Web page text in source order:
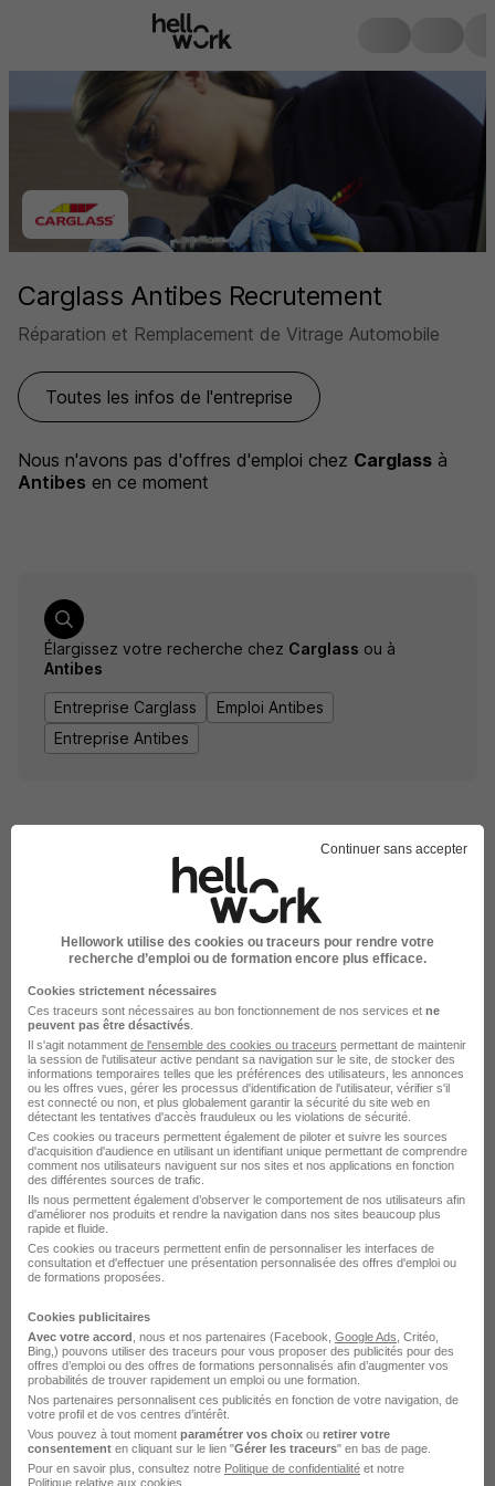
Carglass Antibes Recrutement
Réparation et Remplacement de Vitrage Automobile
Toutes les infos de l'entreprise
Nous n'avons pas d'offres d'emploi chez Carglass à
Antibes en ce moment
Élargissez votre recherche chez Carglass ou à
Antibes
Entreprise Carglass
Emploi Antibes
Entreprise Antibes
DÉPOSEZ VOTRE CV
recruteurs de la CVthèque Hellowork.
Rendre mon CV visible
L'emploi chez Carglass par Ville
Carglass Courbevoie
Voir toutes les offres par ville chez Carglass
Postuler chez Carglass par Métier
Acheteur informatique Carglass
Gestionnaire d'immobilier Carglass
Continuer sans accepter
Hellowork utilise des cookies ou traceurs pour rendre votre
recherche d’emploi ou de formation encore plus efficace.
Cookies strictement nécessaires
Ces traceurs sont nécessaires au bon fonctionnement de nos services et ne
peuvent pas être désactivés
Il s'agit notamment de l'ensemble des cookies ou traceurs permettant de maintenir
la session de l'utilisateur active pendant sa navigation sur le site, de stocker des
informations temporaires telles que les préférences des utilisateurs, les annonces
ou les offres vues, gérer les processus d'identification de l'utilisateur, vérifier s'il
est connecté ou non, et plus globalement garantir la sécurité du site web en
détectant les tentatives d'accès frauduleux ou les violations de sécurité.
Ces cookies ou traceurs permettent également de piloter et suivre les sources
d'acquisition d'audience en utilisant un identifiant unique permettant de comprendre
comment nos utilisateurs naviguent sur nos sites et nos applications en fonction
des différentes sources de trafic.
Ils nous permettent également d’observer le comportement de nos utilisateurs afin
d'améliorer nos produits et rendre la navigation dans nos sites beaucoup plus
rapide et fluide.
Ces cookies ou traceurs permettent enfin de personnaliser les interfaces de
consultation et d'effectuer une présentation personnalisée des offres d'emploi ou
de formations proposées.
Cookies publicitaires
Avec votre accord , nous et nos partenaires (Facebook, Google Ads , Critéo,
Bing,) pouvons utiliser des traceurs pour vous proposer des publicités pour des
offres d’emploi ou des offres de formations personnalisés afin d’augmenter vos
probabilités de trouver rapidement un emploi ou une formation.
Nos partenaires personnalisent ces publicités en fonction de votre navigation, de
votre profil et de vos centres d’intérêt.
Vous pouvez à tout moment paramétrer vos choix ou retirer votre
consentement en cliquant sur le lien "Gérer les traceurs" en bas de page.
Pour en savoir plus, consultez notre Politique de confidentialité et notre
Politique relative aux cookies